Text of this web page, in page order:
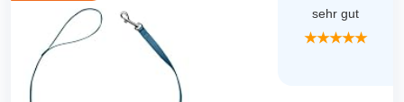
sehr gut
★★★★★